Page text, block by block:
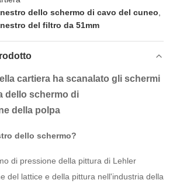
dello schermo di cavo del cuneo
del filtro da 51mm
cartiera ha scanalato gli schermi
dello schermo di
della polpa
dello schermo?
di pressione della pittura di Lehler
del lattice e della pittura nell'industria della